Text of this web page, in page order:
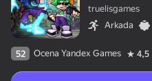
truelisgames
Arkada
52 Ocena Yandex Games 4,5